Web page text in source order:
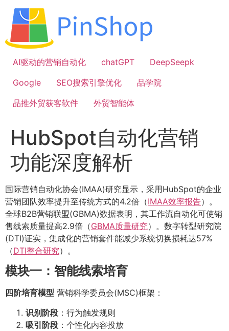
容
AI驱动的营销自动化
chatGPT
DeepSeepk
Google
SEO搜索引擎优化
品学院
品推外贸获客软件
外贸智能体
HubSpot自动化营销
功能深度解析
国际营销自动化协会(IMAA)研究显示，采用HubSpot的企业
营销团队效率提升至传统方式的4.2倍（IMAA效率报告）。
全球B2B营销联盟(GBMA)数据表明，其工作流自动化可使销
售线索质量提高2.9倍（GBMA质量研究）。数字转型研究院
(DTI)证实，集成化的营销套件能减少系统切换损耗达57%
（DTI整合研究）。
模块一：智能线索培育
四阶培育模型 营销科学委员会(MSC)框架：
识别阶段 ：行为触发规则
吸引阶段 ：个性化内容投放